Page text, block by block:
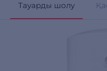
Тауарды шолу